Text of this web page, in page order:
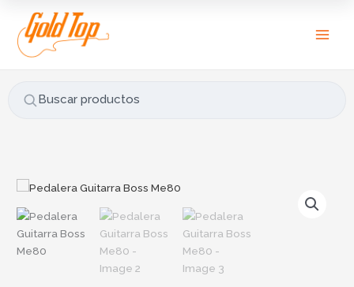
contenido
Buscar productos
u
s
r